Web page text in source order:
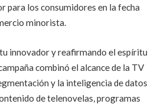
para los consumidores en la fecha
minorista.
innovador y reafirmando el espíritu
combinó el alcance de la TV
y la inteligencia de datos
de telenovelas, programas